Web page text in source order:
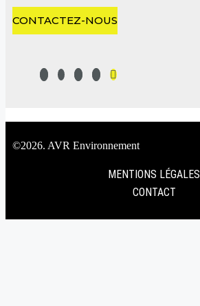
CONTACTEZ-NOUS
©2026. AVR Environnement
MENTIONS LÉGALES
CONTACT